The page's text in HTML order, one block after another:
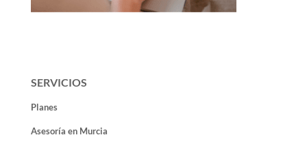
SERVICIOS
Planes
Asesoría en Murcia